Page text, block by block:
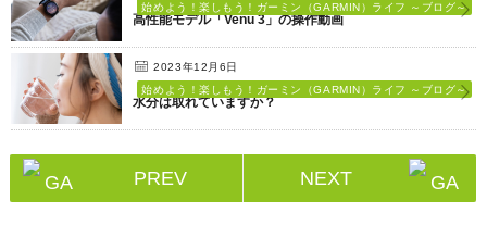
始めよう！楽しもう！ガーミン（GARMIN）ライフ ～ブログ～
高性能モデル「Venu 3」の操作動画
2023年12月6日
始めよう！楽しもう！ガーミン（GARMIN）ライフ ～ブログ～
水分は取れていますか？
PREV NEXT